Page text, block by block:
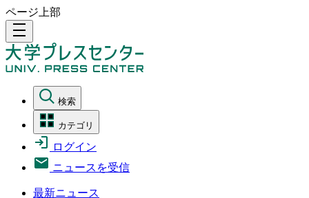
ページ上部
density_medium
検索
カテゴリ
ログイン
ニュースを受信
最新ニュース